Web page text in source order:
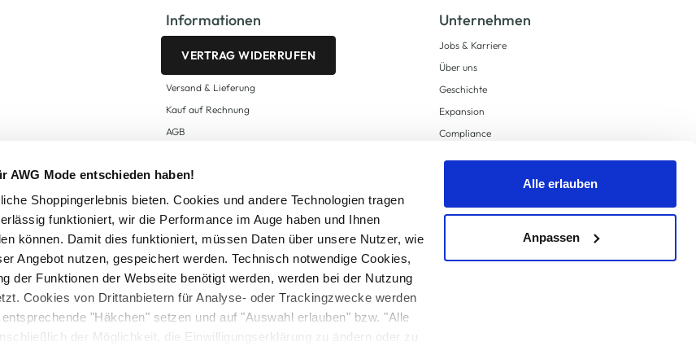
AWG Mode entschieden haben!
Shoppingerlebnis bieten. Cookies und andere Technologien tragen
funktioniert, wir die Performance im Auge haben und Ihnen
können. Damit dies funktioniert, müssen Daten über unsere Nutzer, wie
Angebot nutzen, gespeichert werden. Technisch notwendige Cookies,
der Funktionen der Webseite benötigt werden, werden bei der Nutzung
Cookies von Drittanbietern für Analyse- oder Trackingzwecke werden
"Häkchen" setzen und auf "Auswahl erlauben" bzw. "Alle
der Möglichkeit, die Einwilligungserklärung zu ändern oder zu
Alle erlauben
Anpassen
Informationen
VERTRAG WIDERRUFEN
Versand & Lieferung
Kauf auf Rechnung
AGB
Zahlungsarten
Datenschutz
AWG CARD Teilnahmebedingungen
Unternehmen
Jobs & Karriere
Über uns
Geschichte
Expansion
Compliance
Supply Chain Due Diligence
zzgl.